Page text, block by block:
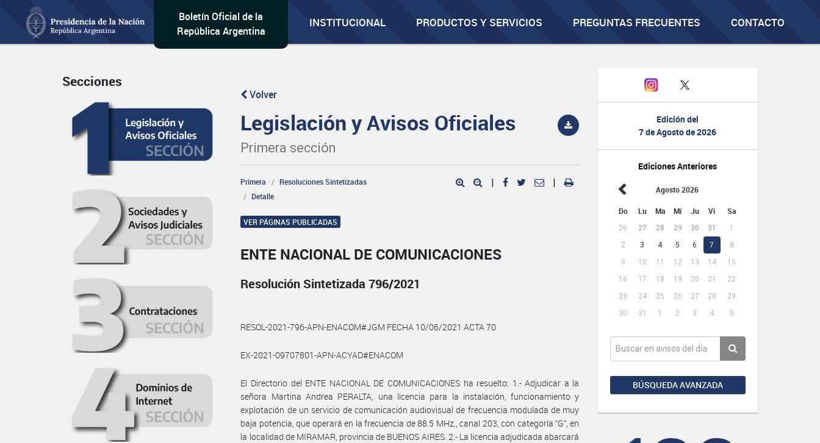
Boletín Oficial de la
República Argentina
INSTITUCIONAL PRODUCTOS Y SERVICIOS PREGUNTAS FRECUENTES CONTACTO
Edición del
7 de Agosto de 2026
Ediciones Anteriores
Agosto 2026
Do Lu Ma Mi Ju Vi Sa
26 27 28 29 30 31
1
2
3 4 5 6 7
8
9
10 11 12 13 14
15
16
17 18 19 20 21
22
23
24 25 26 27 28
29
30
31 1 2 3 4 5
BÚSQUEDA AVANZADA
Secciones
Volver
Legislación y Avisos Oficiales
Primera sección
Primera
Resoluciones Sintetizadas
Detalle
| |
VER PÁGINAS PUBLICADAS
ENTE NACIONAL DE COMUNICACIONES
Resolución Sintetizada 796/2021
RESOL-2021-796-APN-ENACOM#JGM FECHA 10/06/2021 ACTA 70
EX-2021-09707801-APN-ACYAD#ENACOM
El Directorio del ENTE NACIONAL DE COMUNICACIONES ha resuelto: 1.- Adjudicar a la
señora Martina Andrea PERALTA, una licencia para la instalación, funcionamiento y
explotación de un servicio de comunicación audiovisual de frecuencia modulada de muy
baja potencia, que operará en la frecuencia de 88.5 MHz., canal 203, con categoría “G”, en
la localidad de MIRAMAR, provincia de BUENOS AIRES. 2.- La licencia adjudicada abarcará